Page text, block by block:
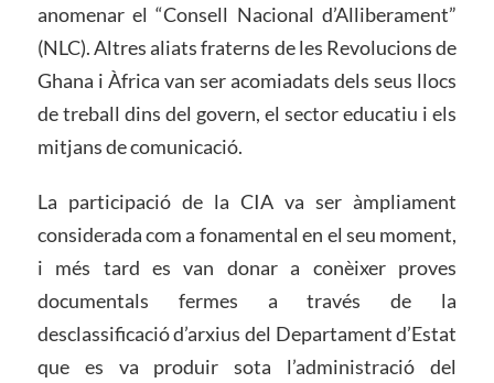
anomenar el “Consell Nacional d’Alliberament”
(NLC). Altres aliats fraterns de les Revolucions de
Ghana i Àfrica van ser acomiadats dels seus llocs
de treball dins del govern, el sector educatiu i els
mitjans de comunicació.
La participació de la CIA va ser àmpliament
considerada com a fonamental en el seu moment,
i més tard es van donar a conèixer proves
documentals fermes a través de la
desclassificació d’arxius del Departament d’Estat
que es va produir sota l’administració del